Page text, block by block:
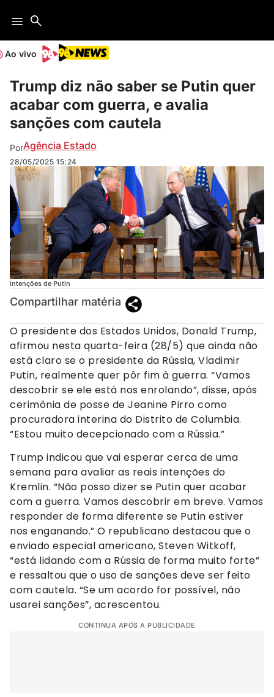
Ao vivo
Trump diz não saber se Putin quer
acabar com guerra, e avalia
sanções com cautela
PorAgência Estado
28/05/2025 15:24
Trump indicou que vai esperar cerca de uma semana para avaliar as reais
intenções de Putin
Compartilhar matéria
O presidente dos Estados Unidos, Donald Trump,
afirmou nesta quarta-feira (28/5) que ainda não
está claro se o presidente da Rússia, Vladimir
Putin, realmente quer pôr fim à guerra. “Vamos
descobrir se ele está nos enrolando”, disse, após
cerimônia de posse de Jeanine Pirro como
procuradora interina do Distrito de Columbia.
“Estou muito decepcionado com a Rússia.”
Trump indicou que vai esperar cerca de uma
semana para avaliar as reais intenções do
Kremlin. “Não posso dizer se Putin quer acabar
com a guerra. Vamos descobrir em breve. Vamos
responder de forma diferente se Putin estiver
nos enganando.” O republicano destacou que o
enviado especial americano, Steven Witkoff,
“está lidando com a Rússia de forma muito forte”
e ressaltou que o uso de sanções deve ser feito
com cautela. “Se um acordo for possível, não
usarei sanções”, acrescentou.
CONTINUA APÓS A PUBLICIDADE